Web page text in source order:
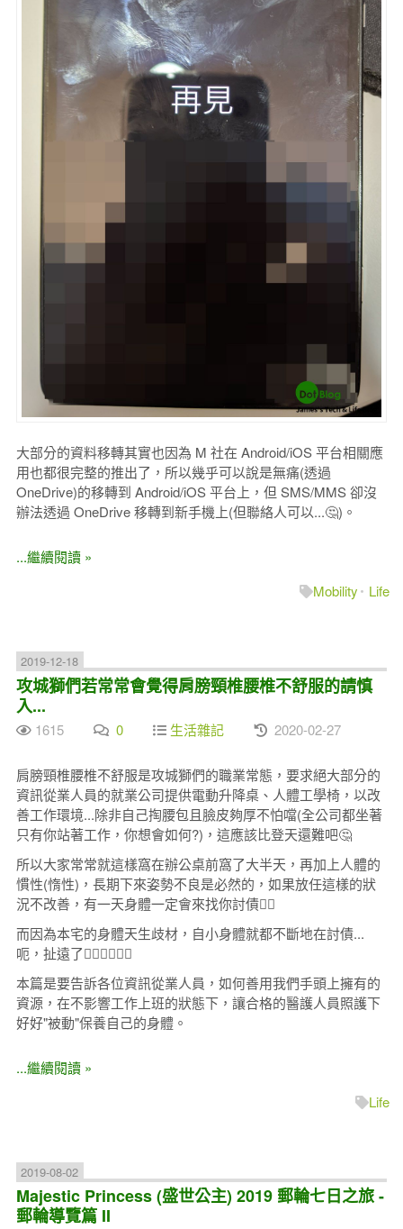
大部分的資料移轉其實也因為 M 社在 Android/iOS 平台相關應
用也都很完整的推出了，所以幾乎可以說是無痛(透過
OneDrive)的移轉到 Android/iOS 平台上，但 SMS/MMS 卻沒
辦法透過 OneDrive 移轉到新手機上(但聯絡人可以...🤔)。
...繼續閱讀 »
Mobility
Life
2019-12-18
攻城獅們若常常會覺得肩膀頸椎腰椎不舒服的請慎
入...
1615 0 生活雜記 2020-02-27
肩膀頸椎腰椎不舒服是攻城獅們的職業常態，要求絕大部分的
資訊從業人員的就業公司提供電動升降桌、人體工學椅，以改
善工作環境...除非自己掏腰包且臉皮夠厚不怕噹(全公司都坐著
只有你站著工作，你想會如何?)，這應該比登天還難吧🤔
所以大家常常就這樣窩在辦公桌前窩了大半天，再加上人體的
慣性(惰性)，長期下來姿勢不良是必然的，如果放任這樣的狀
況不改善，有一天身體一定會來找你討債🤦‍♀️
而因為本宅的身體天生歧材，自小身體就都不斷地在討債...
呃，扯遠了🙇‍♂️🙇‍♂️🙇‍♂️
本篇是要告訴各位資訊從業人員，如何善用我們手頭上擁有的
資源，在不影響工作上班的狀態下，讓合格的醫護人員照護下
好好"被動"保養自己的身體。
...繼續閱讀 »
Life
2019-08-02
Majestic Princess (盛世公主) 2019 郵輪七日之旅 -
郵輪導覽篇 II